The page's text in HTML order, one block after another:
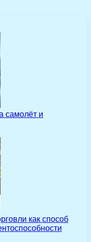
самолёт и
как способ